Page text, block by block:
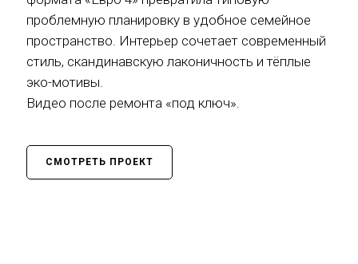
проблемную планировку в удобное семейное
пространство. Интерьер сочетает современный
стиль, скандинавскую лаконичность и тёплые
эко-мотивы.
Видео после ремонта «под ключ».
СМОТРЕТЬ ПРОЕКТ